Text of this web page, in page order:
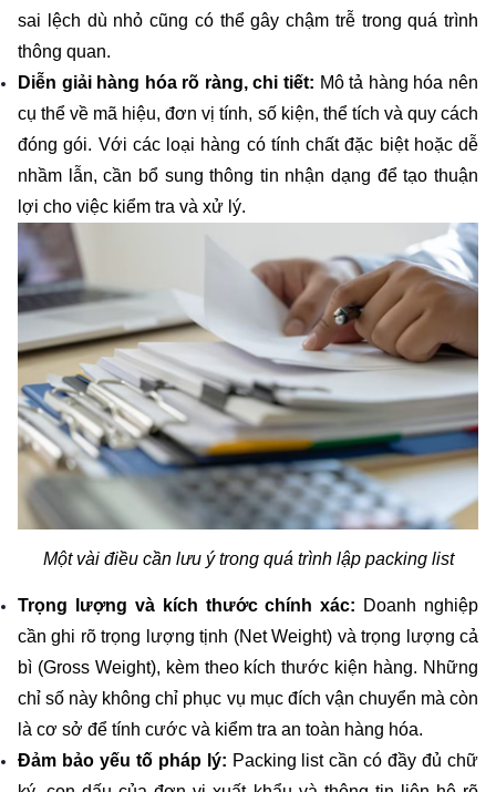
sai lệch dù nhỏ cũng có thể gây chậm trễ trong quá trình
thông quan.
Diễn giải hàng hóa rõ ràng, chi tiết: Mô tả hàng hóa nên
cụ thể về mã hiệu, đơn vị tính, số kiện, thể tích và quy cách
đóng gói. Với các loại hàng có tính chất đặc biệt hoặc dễ
nhầm lẫn, cần bổ sung thông tin nhận dạng để tạo thuận
lợi cho việc kiểm tra và xử lý.
Một vài điều cần lưu ý trong quá trình lập packing list
Trọng lượng và kích thước chính xác: Doanh nghiệp
cần ghi rõ trọng lượng tịnh (Net Weight) và trọng lượng cả
bì (Gross Weight), kèm theo kích thước kiện hàng. Những
chỉ số này không chỉ phục vụ mục đích vận chuyển mà còn
là cơ sở để tính cước và kiểm tra an toàn hàng hóa.
Đảm bảo yếu tố pháp lý: Packing list cần có đầy đủ chữ